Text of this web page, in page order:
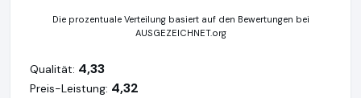
Die prozentuale Verteilung basiert auf den Bewertungen bei
AUSGEZEICHNET.org
Qualität: 4,33
Preis-Leistung: 4,32